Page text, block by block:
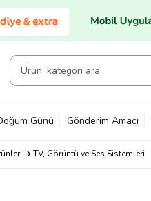
Günü Gönderim Amacı
TV, Görüntü ve Ses Sistemleri